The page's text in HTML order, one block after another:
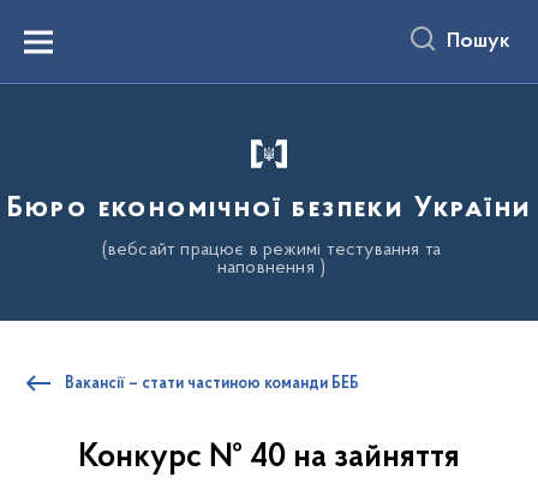
вмістуMenu Пошук
Бюро економічної безпеки України
(вебсайт працює в режимі тестування та
наповнення )
Вакансії – стати частиною команди БЕБ
Конкурс № 40 на зайняття